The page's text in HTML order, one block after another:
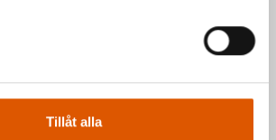
Tillåt alla